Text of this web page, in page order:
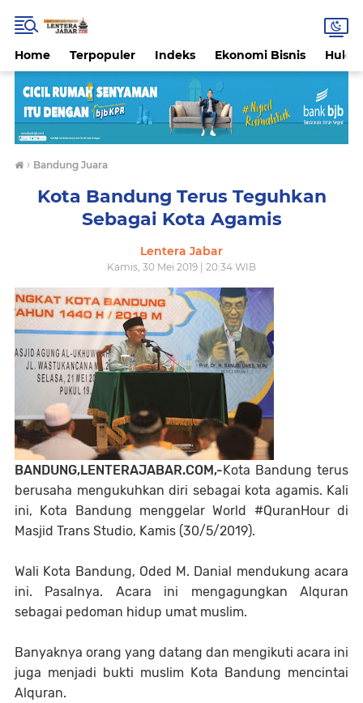
Home Terpopuler Indeks Ekonomi Bisnis
› Bandung Juara
Kota Bandung Terus Teguhkan
Sebagai Kota Agamis
Lentera Jabar
Kamis, 30 Mei 2019 | 20:34 WIB
BANDUNG,LENTERAJABAR.COM,-Kota Bandung terus
berusaha mengukuhkan diri sebagai kota agamis. Kali
ini, Kota Bandung menggelar World #QuranHour di
Masjid Trans Studio, Kamis (30/5/2019).
Wali Kota Bandung, Oded M. Danial mendukung acara
ini. Pasalnya. Acara ini mengagungkan Alquran
sebagai pedoman hidup umat muslim.
Banyaknya orang yang datang dan mengikuti acara ini
juga menjadi bukti muslim Kota Bandung mencintai
Alquran.